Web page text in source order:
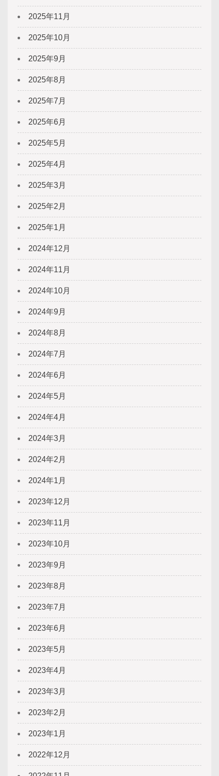
2025年11月
2025年10月
2025年9月
2025年8月
2025年7月
2025年6月
2025年5月
2025年4月
2025年3月
2025年2月
2025年1月
2024年12月
2024年11月
2024年10月
2024年9月
2024年8月
2024年7月
2024年6月
2024年5月
2024年4月
2024年3月
2024年2月
2024年1月
2023年12月
2023年11月
2023年10月
2023年9月
2023年8月
2023年7月
2023年6月
2023年5月
2023年4月
2023年3月
2023年2月
2023年1月
2022年12月